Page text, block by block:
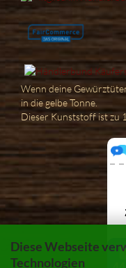
Diese Webseite
Technologien
Wenn deine
in die gelbe Tonne.
Dieser Kunststoff ist zu